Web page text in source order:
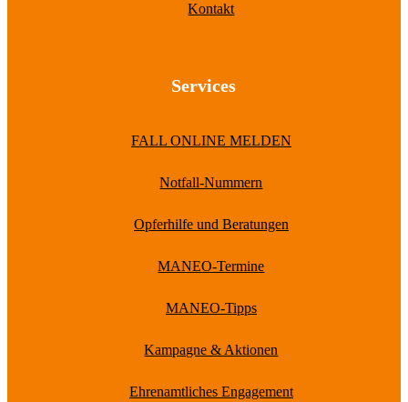
Kontakt
Services
FALL ONLINE MELDEN
Notfall-Nummern
Opferhilfe und Beratungen
MANEO-Termine
MANEO-Tipps
Kampagne & Aktionen
Ehrenamtliches Engagement